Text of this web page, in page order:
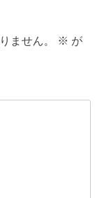
ません。 ※ が